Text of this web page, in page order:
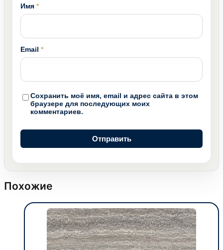
Имя *
Email *
Сохранить моё имя, email и адрес сайта в этом
браузере для последующих моих
комментариев.
Похожие